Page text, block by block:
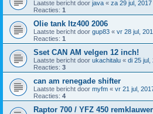
Laatste bericht door java « za 29 jul,
Reacties: 1
Olie tank ltz400 2006
Laatste bericht door gup83 « vr 28 jul,
Reacties: 1
Sset CAN AM velgen 12 inch!
Laatste bericht door ukachitalu « di 25 jul,
Reacties: 3
can am renegade shifter
Laatste bericht door myfm « vr 21 jul,
Reacties: 4
Raptor 700 / YFZ 450